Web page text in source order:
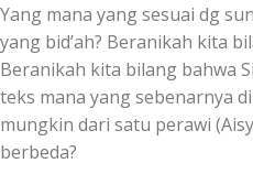
Yang mana yang sesuai dg
yang bid’ah? Beranikah kita
Beranikah kita bilang bahwa
teks mana yang sebenarnya
mungkin dari satu perawi
berbeda?